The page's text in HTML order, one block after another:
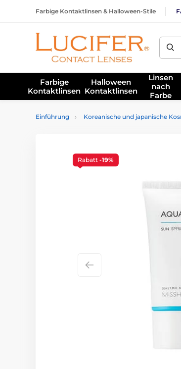
Farbige Kontaktlinsen & Halloween-Stile
Farbige
Kontaktlinsen
Halloween
Kontaktlinsen
Linsen
nach
Farbe
Einführung Koreanische und japanische
Rabatt -19%